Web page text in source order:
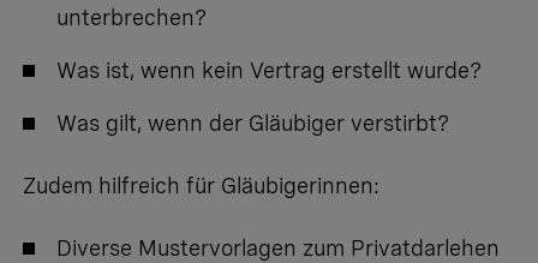
unterbrechen?
Was ist, wenn kein Vertrag erstellt wurde?
Was gilt, wenn der Gläubiger verstirbt?
Zudem hilfreich für Gläubigerinnen:
Diverse Mustervorlagen zum Privatdarlehen